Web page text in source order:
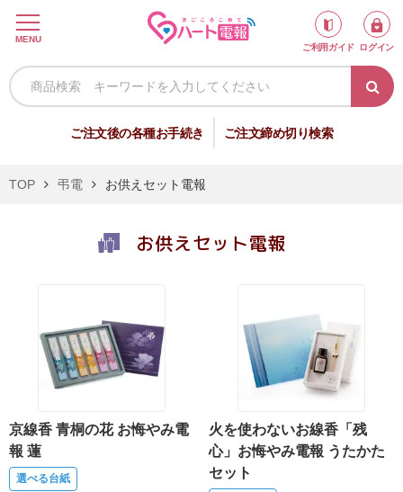
MENU
ご利用ガイド
ログイン
ご注文後の各種お手続き ご注文締め切り検索
新
会
録
祝
電
弔
電
短
TOP 弔電 お供えセット電報
お供えセット電報
京線香 青桐の花 お悔やみ電
報 蓮
選べる台紙
火を使わないお線香「残
心」お悔やみ電報 うたかた
セット